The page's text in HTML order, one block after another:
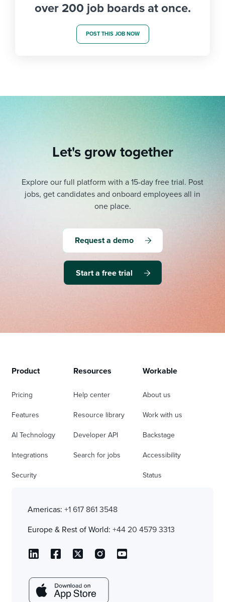
over 200 job boards at once.
POST THIS JOB NOW
Let's grow together
Explore our full platform with a 15-day free trial. Post
jobs, get candidates and onboard employees all in
one place.
Request a demo
Start a free trial
Product
Pricing
Features
AI Technology
Integrations
Security
Resources
Help center
Resource library
Developer API
Search for jobs
Workable
About us
Work with us
Backstage
Accessibility
Status
Americas: +1 617 861 3548
Europe & Rest of World: +44 20 4579 3313